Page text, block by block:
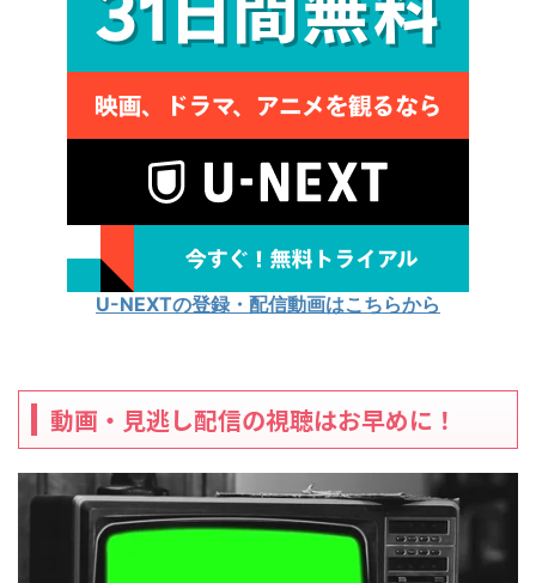
U-NEXTの登録・配信動画はこちらから
動画・見逃し配信の視聴はお早めに！